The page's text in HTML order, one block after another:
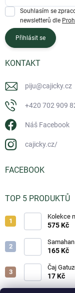
Souhlasím se
newsletterů dle
Přihlásit se
KONTAKT
piju@cajicky.cz
+420 702 909
Náš Facebook
cajicky.cz/
FACEBOOK
TOP 5 PRODUKTŮ
Kolekce
575 Kč
165 Kč
Čaj
17 Kč